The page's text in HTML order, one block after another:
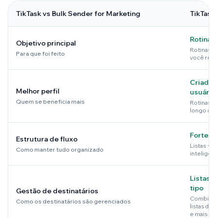
TikTask vs Bulk Sender for Marketing TikTask
Objetivo principal
Para que foi feito
Rotinas
você
Melhor perfil
Quem se beneficia mais
Rotinas
longo do
Estrutura de fluxo
Como manter tudo organizado
Forte
Listas +
Gestão de destinatários
Como os destinatários são gerenciados
Listas
tipo
Combine
listas de
e mais